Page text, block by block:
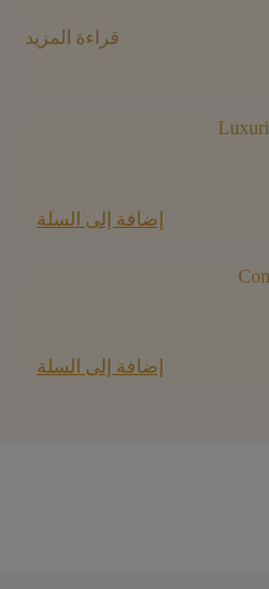
قراءة المزيد
إضافة إلى السلة
إضافة إلى السلة